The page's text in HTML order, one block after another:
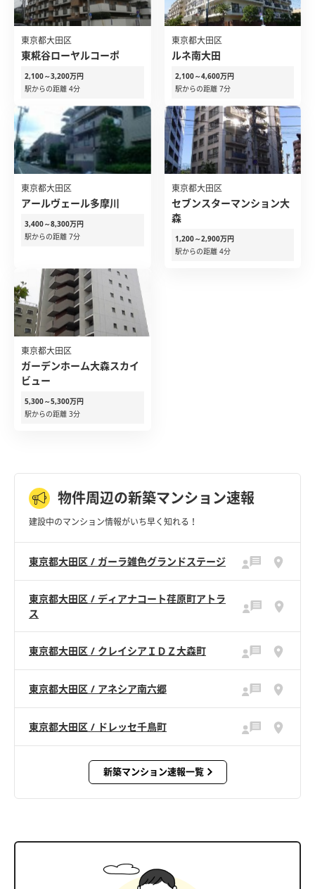
東京都大田区
東糀谷ローヤルコーポ
2,100～3,200万円
駅からの距離 4分
東京都大田区
ルネ南大田
2,100～4,600万円
駅からの距離 7分
東京都大田区
アールヴェール多摩川
3,400～8,300万円
駅からの距離 7分
東京都大田区
セブンスターマンション大
森
1,200～2,900万円
駅からの距離 4分
東京都大田区
ガーデンホーム大森スカイ
ビュー
5,300～5,300万円
駅からの距離 3分
物件周辺の新築マンション速報
建設中のマンション情報がいち早く知れる！
東京都大田区 / ガーラ雑色グランドステージ
東京都大田区 / ディアナコート荏原町アトラ
ス
東京都大田区 / クレイシアＩＤＺ大森町
東京都大田区 / アネシア南六郷
東京都大田区 / ドレッセ千鳥町
新築マンション速報一覧